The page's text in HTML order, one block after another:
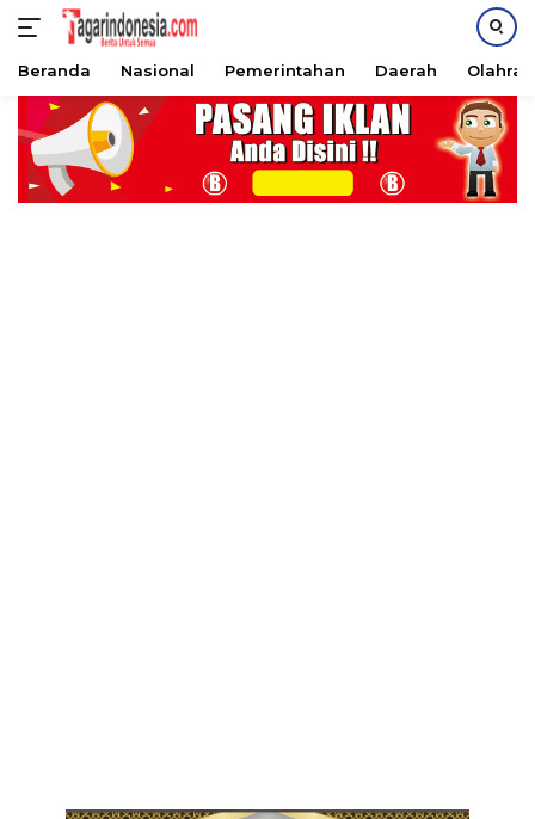
Langsung
konten
Beranda Nasional Pemerintahan Daerah